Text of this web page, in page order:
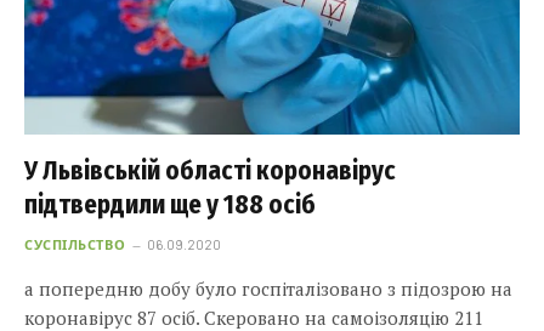
У Львівській області коронавірус
підтвердили ще у 188 осіб
СУСПІЛЬСТВО 06.09.2020
а попередню добу було госпіталізовано з підозрою на
коронавірус 87 осіб. Скеровано на самоізоляцію 211